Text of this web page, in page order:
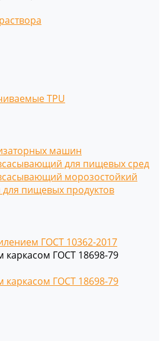
TPU
машин
для пищевых сред
морозостойкий
пищевых продуктов
ГОСТ 10362-2017
каркасом ГОСТ 18698-79
каркасом ГОСТ 18698-79